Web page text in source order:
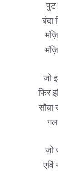
पुट
बंदा
जो
फिर
गल
जो
एविं